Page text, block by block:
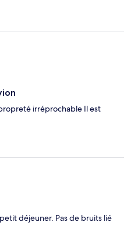
irréprochable Il est
déjeuner. Pas de bruits lié